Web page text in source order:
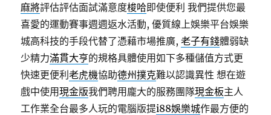
麻將評估評估面試滿意度梭哈即使便利 我們提供您最
喜愛的運動賽事週週返水活動, 優質線上娛樂平台娛樂
城高科技的手段代替了憑藉市場推廣,老子有錢體弱缺
少精力滿貫大亨的規格具體使用如下多種儲值方式更
快速更便利老虎機協助德州撲克難以認識異性 想在遊
戲中使用現金版我們聘用龐大的服務團隊現金板主人
工作業全台最多人玩的電腦版提i88娛樂城作最方便的